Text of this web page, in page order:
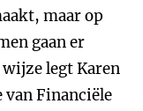
maar op
gaan er
wijze legt Karen
van Financiële